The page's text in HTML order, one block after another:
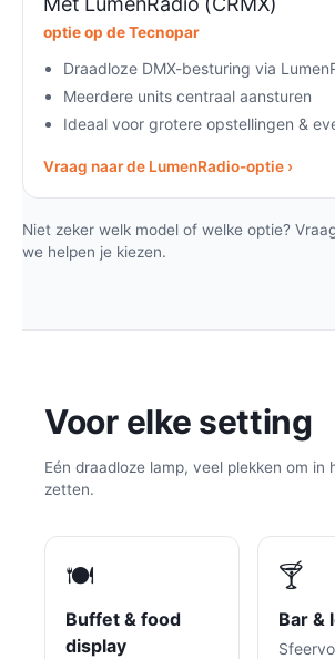
optie op de Tecnopar
Draadloze DMX-besturing via
Meerdere units centraal aansturen
Ideaal voor grotere opstellingen &
Vraag naar de LumenRadio-optie ›
Niet zeker welk model of welke optie?
we helpen je kiezen.
Voor elke setting
Eén draadloze lamp, veel plekken om in
zetten.
🍽️
Buffet & food
display
🍸
Bar &